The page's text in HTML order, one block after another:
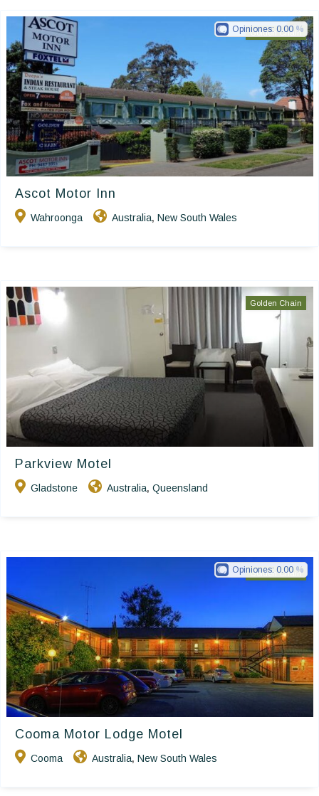
Golden Chain
Ascot Motor Inn
Wahroonga Australia, New South Wales
Opiniones: 0.00
Golden Chain
Parkview Motel
Gladstone Australia, Queensland
Golden Chain
Cooma Motor Lodge Motel
Cooma Australia, New South Wales
Opiniones: 0.00